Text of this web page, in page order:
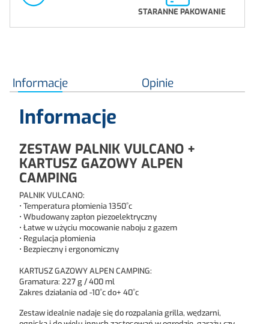
STARANNE PAKOWANIE
Informacje Opinie
Informacje
ZESTAW PALNIK VULCANO +
KARTUSZ GAZOWY ALPEN
CAMPING
PALNIK VULCANO:
• Temperatura płomienia 1350˚c
• Wbudowany zapłon piezoelektryczny
• Łatwe w użyciu mocowanie naboju z gazem
• Regulacja płomienia
• Bezpieczny i ergonomiczny
KARTUSZ GAZOWY ALPEN CAMPING:
Gramatura: 227 g / 400 ml
Zakres działania od -10˚c do+ 40˚c
Zestaw idealnie nadaje się do rozpalania grilla, wędzarni,